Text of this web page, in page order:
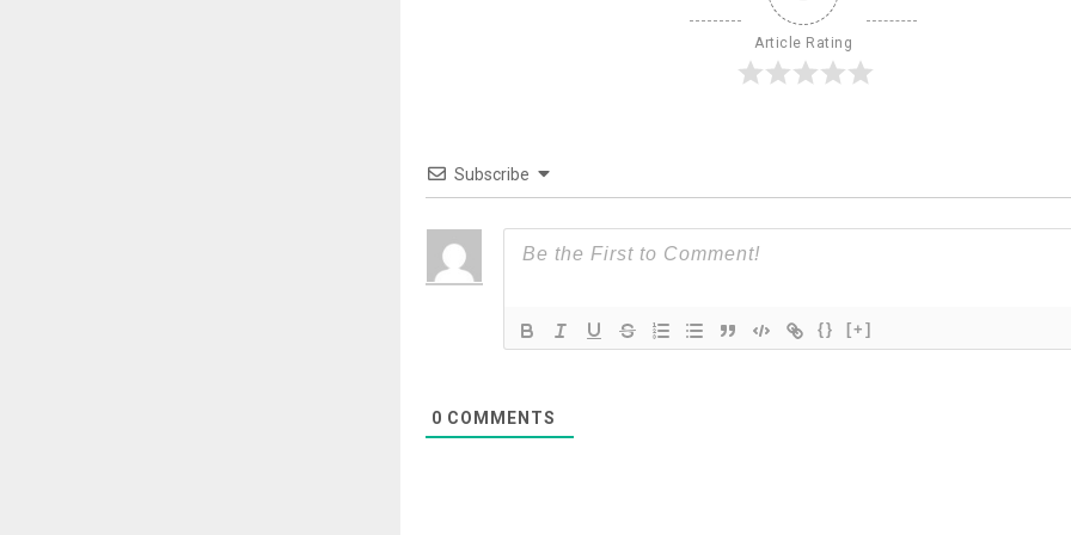
Article Rating
Subscribe
{} [+]
0 COMMENTS